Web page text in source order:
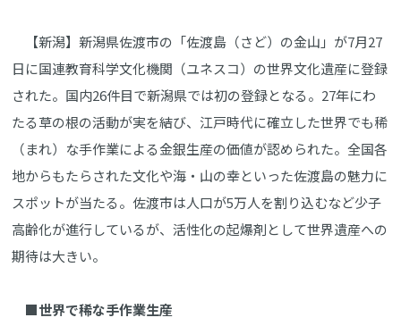
【新潟】新潟県佐渡市の「佐渡島（さど）の金山」が7月27
日に国連教育科学文化機関（ユネスコ）の世界文化遺産に登録
された。国内26件目で新潟県では初の登録となる。27年にわ
たる草の根の活動が実を結び、江戸時代に確立した世界でも稀
（まれ）な手作業による金銀生産の価値が認められた。全国各
地からもたらされた文化や海・山の幸といった佐渡島の魅力に
スポットが当たる。佐渡市は人口が5万人を割り込むなど少子
高齢化が進行しているが、活性化の起爆剤として世界遺産への
期待は大きい。
■世界で稀な手作業生産